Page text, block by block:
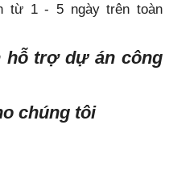
từ 1 - 5 ngày trên toàn
trợ dự án công
chúng tôi